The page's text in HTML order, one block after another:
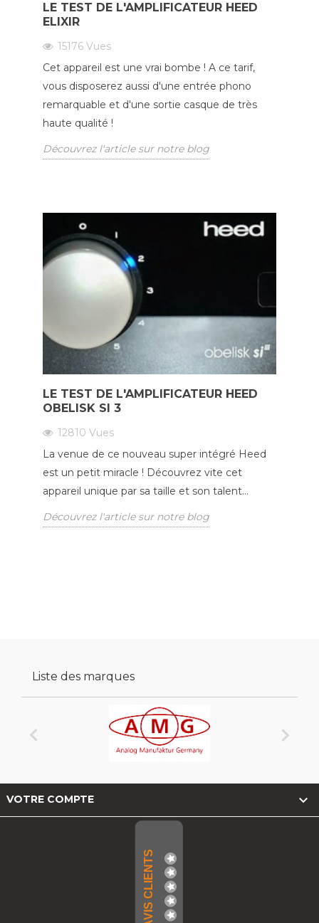
LE TEST DE L'AMPLIFICATEUR HEED
ELIXIR
15176 Vues
Cet appareil est une vrai bombe ! A ce tarif,
vous disposerez aussi d'une entrée phono
remarquable et d'une sortie casque de très
haute qualité !
Découvrez l'article sur notre blog
LE TEST DE L'AMPLIFICATEUR HEED
OBELISK SI 3
12810 Vues
La venue de ce nouveau super intégré Heed
est un petit miracle ! Découvrez vite cet
appareil unique par sa taille et son talent...
Découvrez l'article sur notre blog
Liste des marques
 
VOTRE COMPTE 
AVIS CLIENTS